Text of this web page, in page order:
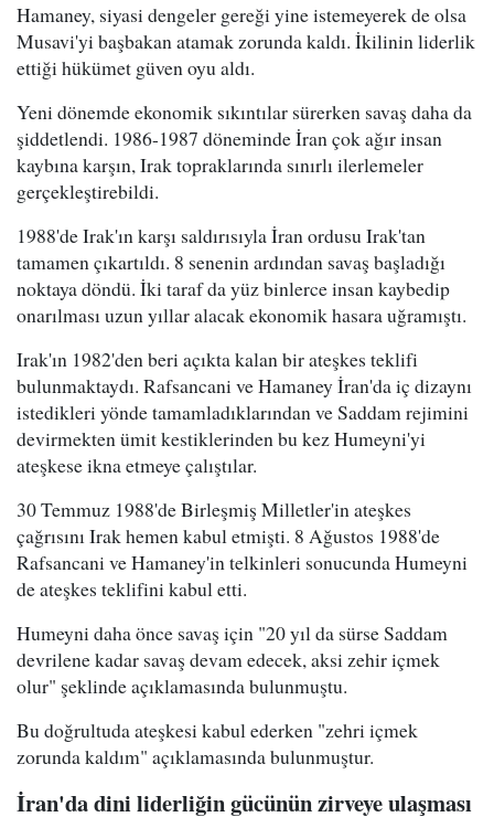
Hamaney, siyasi dengeler gereği yine istemeyerek de olsa
Musavi'yi başbakan atamak zorunda kaldı. İkilinin liderlik
ettiği hükümet güven oyu aldı.
Yeni dönemde ekonomik sıkıntılar sürerken savaş daha da
şiddetlendi. 1986-1987 döneminde İran çok ağır insan
kaybına karşın, Irak topraklarında sınırlı ilerlemeler
gerçekleştirebildi.
1988'de Irak'ın karşı saldırısıyla İran ordusu Irak'tan
tamamen çıkartıldı. 8 senenin ardından savaş başladığı
noktaya döndü. İki taraf da yüz binlerce insan kaybedip
onarılması uzun yıllar alacak ekonomik hasara uğramıştı.
Irak'ın 1982'den beri açıkta kalan bir ateşkes teklifi
bulunmaktaydı. Rafsancani ve Hamaney İran'da iç dizaynı
istedikleri yönde tamamladıklarından ve Saddam rejimini
devirmekten ümit kestiklerinden bu kez Humeyni'yi
ateşkese ikna etmeye çalıştılar.
30 Temmuz 1988'de Birleşmiş Milletler'in ateşkes
çağrısını Irak hemen kabul etmişti. 8 Ağustos 1988'de
Rafsancani ve Hamaney'in telkinleri sonucunda Humeyni
de ateşkes teklifini kabul etti.
Humeyni daha önce savaş için "20 yıl da sürse Saddam
devrilene kadar savaş devam edecek, aksi zehir içmek
olur" şeklinde açıklamasında bulunmuştu.
Bu doğrultuda ateşkesi kabul ederken "zehri içmek
zorunda kaldım" açıklamasında bulunmuştur.
İran'da dini liderliğin gücünün zirveye ulaşması